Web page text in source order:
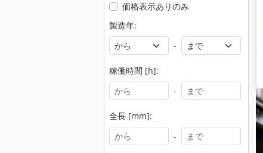
価格表示ありのみ
製造年:
-
稼働時間 [h]:
-
全長 [mm]:
-